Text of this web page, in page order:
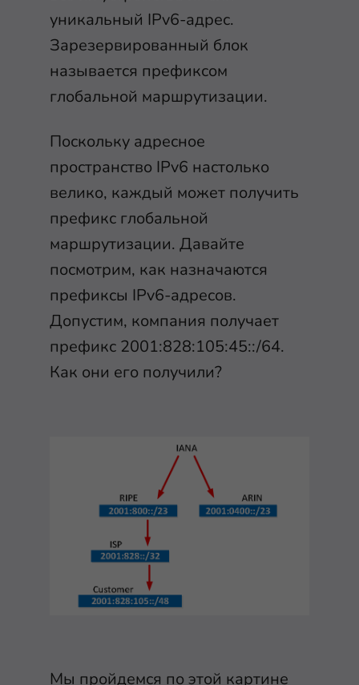
уникальный IPv6-адрес.
Зарезервированный блок
называется префиксом
глобальной маршрутизации.
Поскольку адресное
пространство IPv6 настолько
велико, каждый может получить
префикс глобальной
маршрутизации. Давайте
посмотрим, как назначаются
префиксы IPv6-адресов.
Допустим, компания получает
префикс 2001:828:105:45::/64.
Как они его получили?
Мы пройдемся по этой картине